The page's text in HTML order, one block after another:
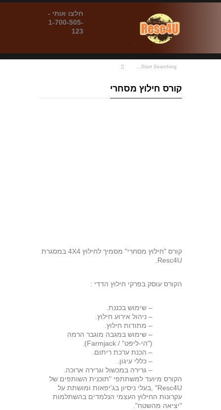
חלצו אותי -
1-700-505-
123
קורס חילוץ מסחרי
קורס "חילוץ מסחרי" מסמיך לחילוץ 4X4 במסגרת
Resc4U.
הקורס עוסק בפרקי חילוץ הדדי :
– שימוש בכננת.
– ניהול אירוע חילוץ.
– מתודות חילוץ.
– שימוש במגבה מוגבר הרמה
("הי-ליפט" / Farmjack).
– הכנת ערכת ריתום.
– כללי עיגון.
– גרירה במכשול וגרירה ארוכה.
הקורס מיועד למשתתפי "תוכנית השותפים של
Resc4U" ,בעלי ניסיון בג'יפאות ומושתת על
עקרונות החילוץ העצמי הנלמדים בהשתלמות
"יציאה מהשטח".